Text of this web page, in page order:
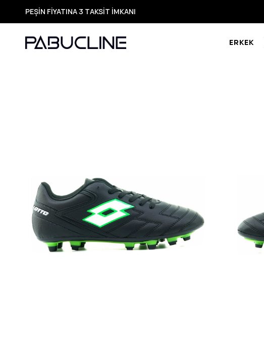
TÜM ÜRÜNLERDE ÜCRETSİZ KARGO
Yeni Sezon Ürünlerde Özel Fırsatlar
Seçili Ürünlerde Hızlı Teslimat
ERKEK